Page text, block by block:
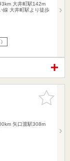
大井町駅142m
線 大井町駅より徒歩
お気に入
りに追加
矢口渡駅308m